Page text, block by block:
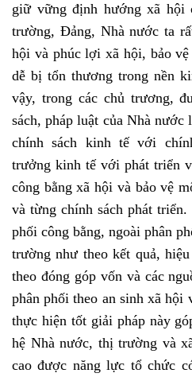
giữ vững định hướng xã hội
trường, Đảng, Nhà nước ta
hội và phúc lợi xã hội, bảo
dễ bị tổn thương trong nền
vậy, trong các chủ trương,
sách, pháp luật của Nhà
chính sách kinh tế với
trưởng kinh tế với phát triển
công bằng xã hội và bảo vệ
và từng chính sách phát
phối công bằng, ngoài phân
trường như theo kết quả,
theo đóng góp vốn và các
phân phối theo an sinh xã
thực hiện tốt giải pháp này
hệ Nhà nước, thị trường và
cao được năng lực tổ chức